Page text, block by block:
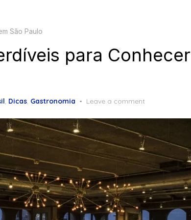
São Paulo
para Conhecer
, Dicas, Gastronomia Leave a comment